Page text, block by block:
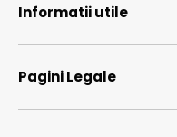
Informatii utile
Pagini Legale